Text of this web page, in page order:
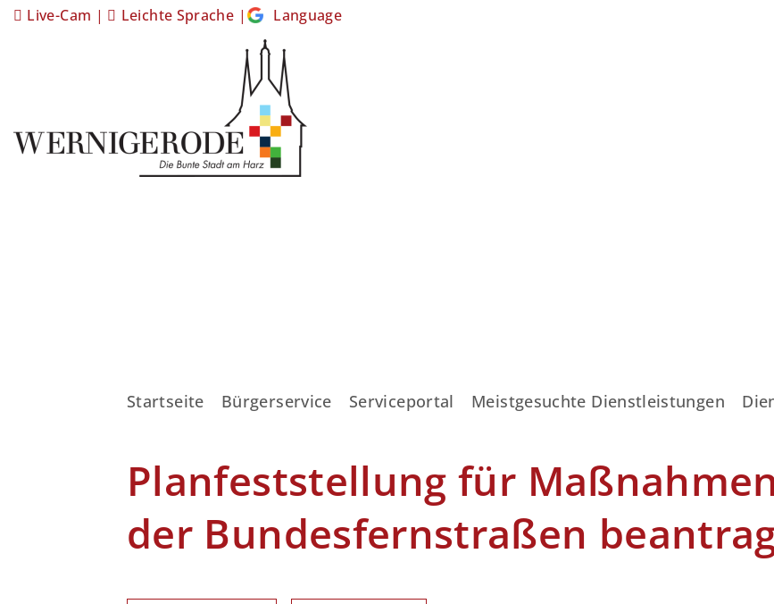
Live-Cam | Leichte Sprache | Language
Startseite Bürgerservice Serviceportal Meistgesuchte Dienstleistungen
Planfeststellung für
der Bundesfernstraßen